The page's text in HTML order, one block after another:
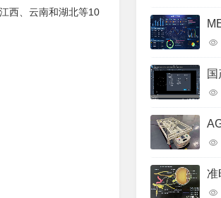
西、云南和湖北等10